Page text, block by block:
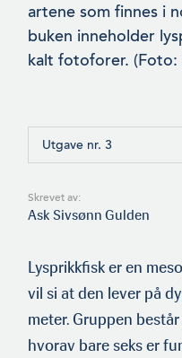
artene som finnes i
buken inneholder
kalt fotoforer. (Foto:
Utgave nr. 3
Skrevet av:
Ask Sivsønn Gulden
Lysprikkfisk er en
vil si at den lever på
meter. Gruppen
hvorav bare seks er